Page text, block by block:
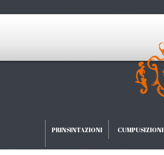
PRINSINTAZIONI CUMPUSIZIONI